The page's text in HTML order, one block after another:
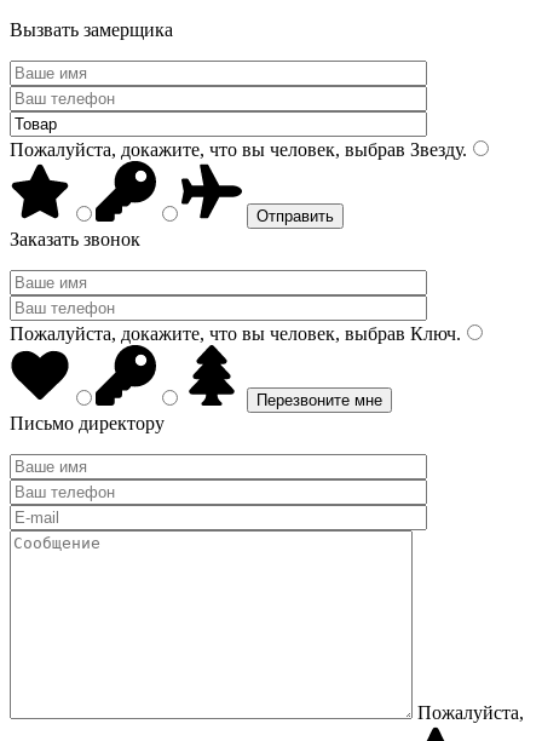
Вызвать замерщика
Пожалуйста, докажите, что вы человек, выбрав Звезду.
Заказать звонок
Пожалуйста, докажите, что вы человек, выбрав Ключ.
Письмо директору
Пожалуйста,